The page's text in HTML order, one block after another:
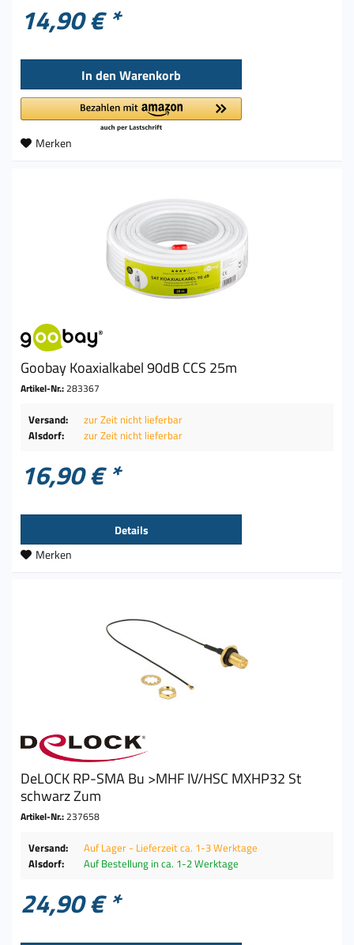
14,90 € *
In den Warenkorb
Merken
Goobay Koaxialkabel 90dB CCS 25m
Artikel-Nr.:283367
Versand:
zur Zeit nicht lieferbar
Alsdorf:
zur Zeit nicht lieferbar
16,90 € *
Details
Merken
DeLOCK RP-SMA Bu >MHF IV/HSC MXHP32 St
schwarz Zum
Artikel-Nr.:237658
Versand:
Auf Lager - Lieferzeit ca. 1-3 Werktage
Alsdorf:
Auf Bestellung in ca. 1-2 Werktage
24,90 € *